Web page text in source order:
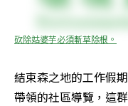
砍除姑婆芋必須斬草除根。
結束森之地的工作假
帶領的社區導覽，這